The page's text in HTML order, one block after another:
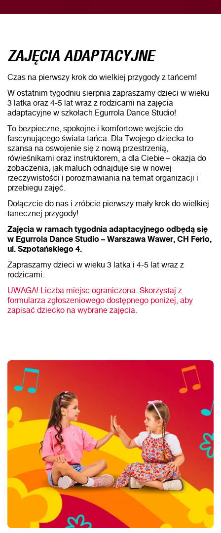
ZAJĘCIA ADAPTACYJNE
Czas na pierwszy krok do wielkiej przygody z tańcem!
W ostatnim tygodniu sierpnia zapraszamy dzieci w wieku
3 latka oraz 4-5 lat wraz z rodzicami na zajęcia
adaptacyjne w szkołach Egurrola Dance Studio!
To bezpieczne, spokojne i komfortowe wejście do
fascynującego świata tańca. Dla Twojego dziecka to
szansa na oswojenie się z nową przestrzenią,
rówieśnikami oraz instruktorem, a dla Ciebie – okazja do
zobaczenia, jak maluch odnajduje się w nowej
rzeczywistości i porozmawiania na temat organizacji i
przebiegu zajęć.
Dołączcie do nas i zróbcie pierwszy mały krok do wielkiej
tanecznej przygody!
Zajęcia w ramach tygodnia adaptacyjnego odbędą się
w Egurrola Dance Studio – Warszawa Wawer, CH Ferio,
ul. Szpotańskiego 4.
Zapraszamy dzieci w wieku 3 latka i 4-5 lat wraz z
rodzicami.
UWAGA! Liczba miejsc ograniczona. Skorzystaj z
formularza zgłoszeniowego dostępnego poniżej, aby
zapisać dziecko na wybrane zajęcia.